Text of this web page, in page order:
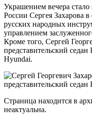
России Сергея Захарова
русских народных
управлением
Кроме того, Сергей
представительский
Hyundai.
неактуальна.